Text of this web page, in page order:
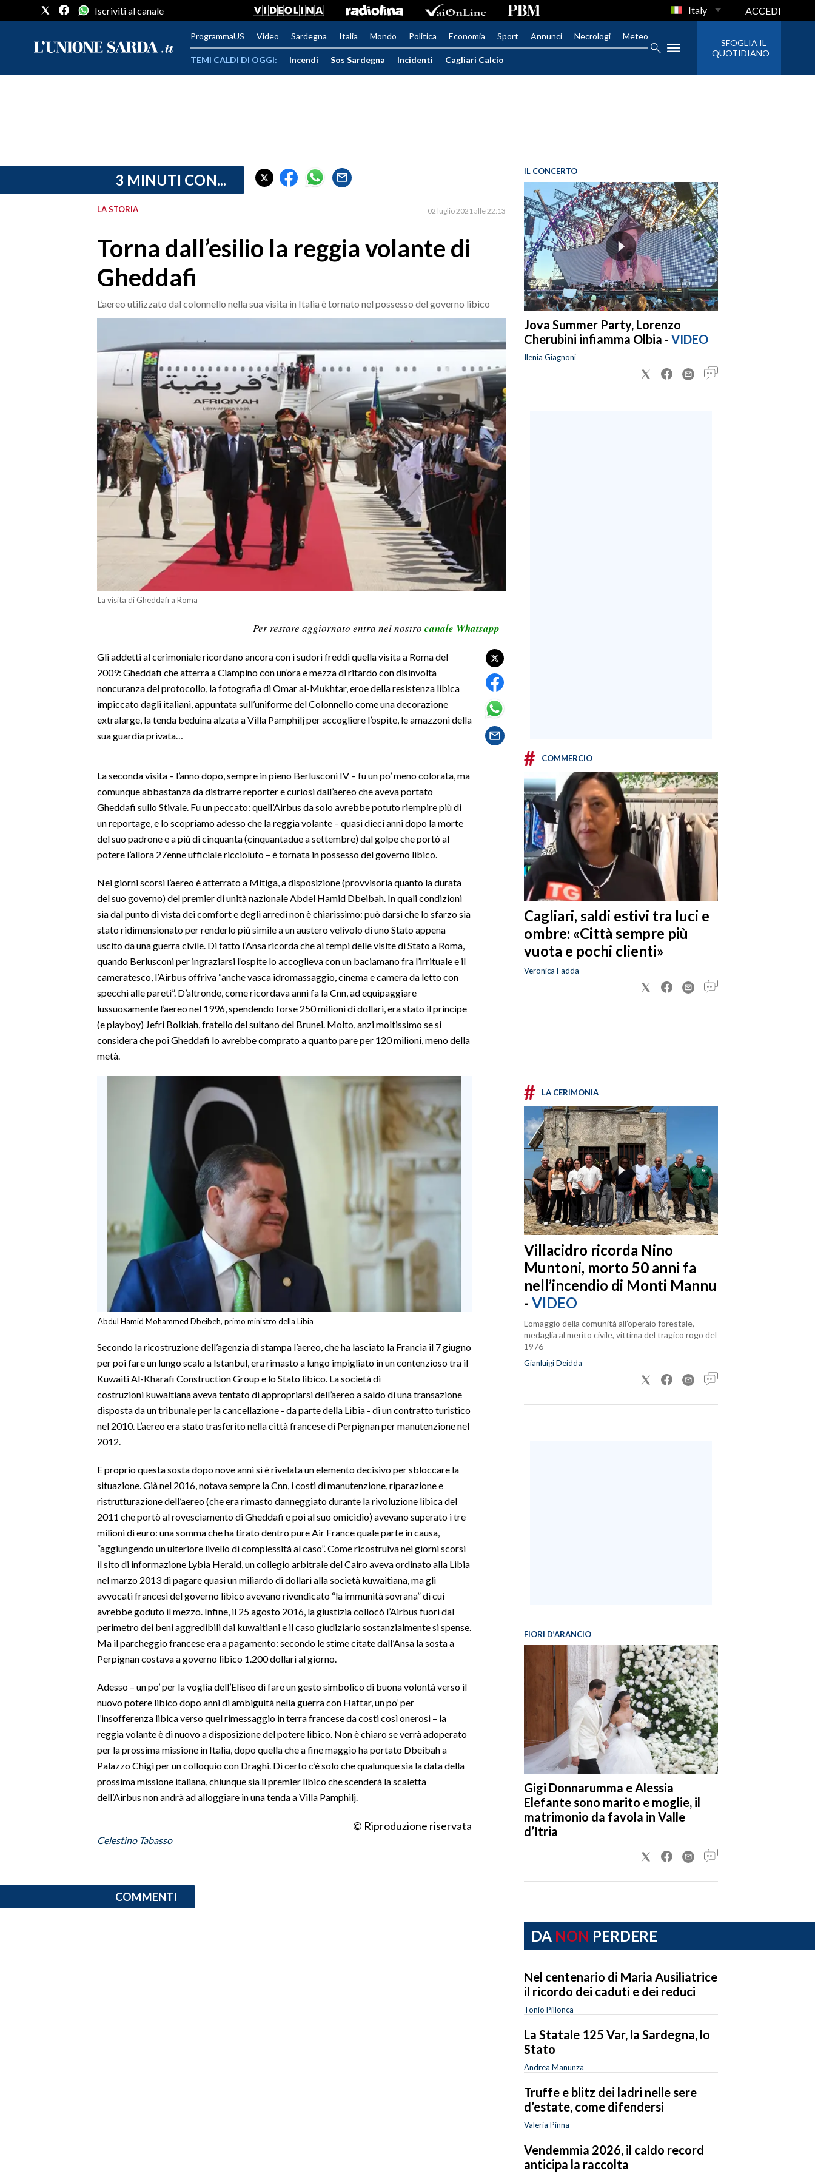
PROVINCIA DI CAGLIARI
SERVIZI ALLE IMPRESE
RISULTATI E CLASSIFICHE
Iscriviti al canale Italy ACCEDI
ProgrammaUS Video Sardegna Italia Mondo Politica Economia Sport Annunci Necrologi Meteo
TEMI CALDI DI OGGI: Incendi Sos Sardegna Incidenti Cagliari Calcio
SFOGLIA IL
QUOTIDIANO
3 MINUTI CON...
LA STORIA 02 luglio 2021 alle 22:13
Torna dall’esilio la reggia volante di
Gheddafi
L’aereo utilizzato dal colonnello nella sua visita in Italia è tornato nel possesso del governo libico
La visita di Gheddafi a Roma
Per restare aggiornato entra nel nostro canale Whatsapp
Gli addetti al cerimoniale ricordano ancora con i sudori freddi quella visita a Roma del
2009: Gheddafi che atterra a Ciampino con un’ora e mezza di ritardo con disinvolta
noncuranza del protocollo, la fotografia di Omar al-Mukhtar, eroe della resistenza libica
impiccato dagli italiani, appuntata sull’uniforme del Colonnello come una decorazione
extralarge, la tenda beduina alzata a Villa Pamphilj per accogliere l’ospite, le amazzoni della
sua guardia privata…
La seconda visita – l’anno dopo, sempre in pieno Berlusconi IV – fu un po’ meno colorata, ma
comunque abbastanza da distrarre reporter e curiosi dall’aereo che aveva portato
Gheddafi sullo Stivale. Fu un peccato: quell’Airbus da solo avrebbe potuto riempire più di
un reportage, e lo scopriamo adesso che la reggia volante – quasi dieci anni dopo la morte
del suo padrone e a più di cinquanta (cinquantadue a settembre) dal golpe che portò al
potere l’allora 27enne ufficiale riccioluto – è tornata in possesso del governo libico.
Nei giorni scorsi l’aereo è atterrato a Mitiga, a disposizione (provvisoria quanto la durata
del suo governo) del premier di unità nazionale Abdel Hamid Dbeibah. In quali condizioni
sia dal punto di vista dei comfort e degli arredi non è chiarissimo: può darsi che lo sfarzo sia
stato ridimensionato per renderlo più simile a un austero velivolo di uno Stato appena
uscito da una guerra civile. Di fatto l’Ansa ricorda che ai tempi delle visite di Stato a Roma,
quando Berlusconi per ingraziarsi l’ospite lo accoglieva con un baciamano fra l’irrituale e il
cameratesco, l’Airbus offriva “anche vasca idromassaggio, cinema e camera da letto con
specchi alle pareti”. D’altronde, come ricordava anni fa la Cnn, ad equipaggiare
lussuosamente l’aereo nel 1996, spendendo forse 250 milioni di dollari, era stato il principe
(e playboy) Jefri Bolkiah, fratello del sultano del Brunei. Molto, anzi moltissimo se si
considera che poi Gheddafi lo avrebbe comprato a quanto pare per 120 milioni, meno della
metà.
Abdul Hamid Mohammed Dbeibeh, primo ministro della Libia
Secondo la ricostruzione dell’agenzia di stampa l’aereo, che ha lasciato la Francia il 7 giugno
per poi fare un lungo scalo a Istanbul, era rimasto a lungo impigliato in un contenzioso tra il
Kuwaiti Al-Kharafi Construction Group e lo Stato libico. La società di
costruzioni kuwaitiana aveva tentato di appropriarsi dell’aereo a saldo di una transazione
disposta da un tribunale per la cancellazione - da parte della Libia - di un contratto turistico
nel 2010. L’aereo era stato trasferito nella città francese di Perpignan per manutenzione nel
2012.
E proprio questa sosta dopo nove anni si è rivelata un elemento decisivo per sbloccare la
situazione. Già nel 2016, notava sempre la Cnn, i costi di manutenzione, riparazione e
ristrutturazione dell’aereo (che era rimasto danneggiato durante la rivoluzione libica del
2011 che portò al rovesciamento di Gheddafi e poi al suo omicidio) avevano superato i tre
milioni di euro: una somma che ha tiratodentro pure Air France quale parte in causa,
“aggiungendo un ulteriore livello di complessità al caso”. Come ricostruiva nei giorni scorsi
il sito di informazione Lybia Herald, un collegio arbitrale del Cairo aveva ordinato alla Libia
nel marzo 2013 di pagare quasi un miliardo di dollari alla società kuwaitiana, ma gli
avvocati francesi del governo libico avevano rivendicato “la immunità sovrana” di cui
avrebbe goduto il mezzo. Infine, il 25 agosto 2016, la giustizia collocò l’Airbus fuori dal
perimetro dei beni aggredibili dai kuwaitiani e il caso giudiziario sostanzialmente si spense.
Ma il parcheggio francese era a pagamento: secondo le stime citate dall’Ansa la sosta a
Perpignan costava a governo libico 1.200 dollari al giorno.
Adesso – un po’ per la voglia dell’Eliseo di fare un gesto simbolico di buona volontà verso il
nuovo potere libico dopo anni di ambiguità nella guerra con Haftar, un po’ per
l’insofferenza libica verso quel rimessaggio in terra francese da costi così onerosi – la
reggia volante è di nuovo a disposizione del potere libico. Non è chiaro se verrà adoperato
per la prossima missione in Italia, dopo quella che a fine maggio ha portato Dbeibah a
Palazzo Chigi per un colloquio con Draghi. Di certo c’è solo che qualunque sia la data della
prossima missione italiana, chiunque sia il premier libico che scenderà la scaletta
dell’Airbus non andrà ad alloggiare in una tenda a Villa Pamphilj.
© Riproduzione riservata
Celestino Tabasso
COMMENTI
IL CONCERTO
Jova Summer Party, Lorenzo
Cherubini infiamma Olbia - VIDEO
Ilenia Giagnoni
# COMMERCIO
Cagliari, saldi estivi tra luci e
ombre: «Città sempre più
vuota e pochi clienti»
Veronica Fadda
# LA CERIMONIA
Villacidro ricorda Nino
Muntoni, morto 50 anni fa
nell’incendio di Monti Mannu
- VIDEO
L’omaggio della comunità all’operaio forestale,
medaglia al merito civile, vittima del tragico rogo del
1976
Gianluigi Deidda
FIORI D’ARANCIO
Gigi Donnarumma e Alessia
Elefante sono marito e moglie, il
matrimonio da favola in Valle
d’Itria
DA NON PERDERE
Nel centenario di Maria Ausiliatrice
il ricordo dei caduti e dei reduci
Tonio Pillonca
La Statale 125 Var, la Sardegna, lo
Stato
Andrea Manunza
Truffe e blitz dei ladri nelle sere
d’estate, come difendersi
Valeria Pinna
Vendemmia 2026, il caldo record
anticipa la raccolta